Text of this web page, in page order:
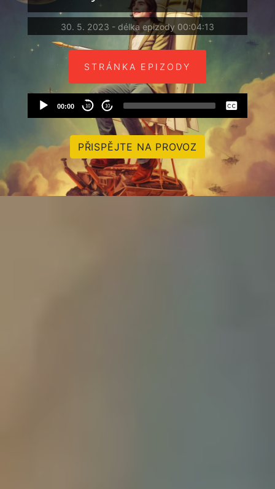
30. 5. 2023 - délka epizody 00:04:13
STRÁNKA EPIZODY
Audio
Player
00:00 10 10
None
Czech
PŘISPĚJTE NA PROVOZ